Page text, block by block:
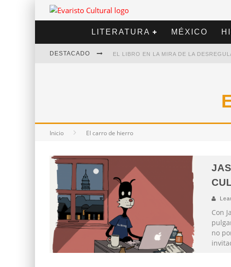
LITERATURA MÉXICO
DESTACADO EL LIBRO EN LA MIRA DE LA
Inicio El carro de hierro
Con
no